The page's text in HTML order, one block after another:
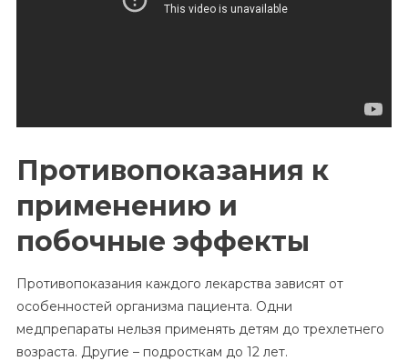
Противопоказания к
применению и
побочные эффекты
Противопоказания каждого лекарства зависят от
особенностей организма пациента. Одни
медпрепараты нельзя применять детям до трехлетнего
возраста. Другие – подросткам до 12 лет.